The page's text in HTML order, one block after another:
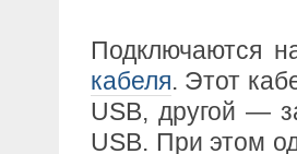
Подключаются
кабеля. Этот
USB, другой —
USB. При этом